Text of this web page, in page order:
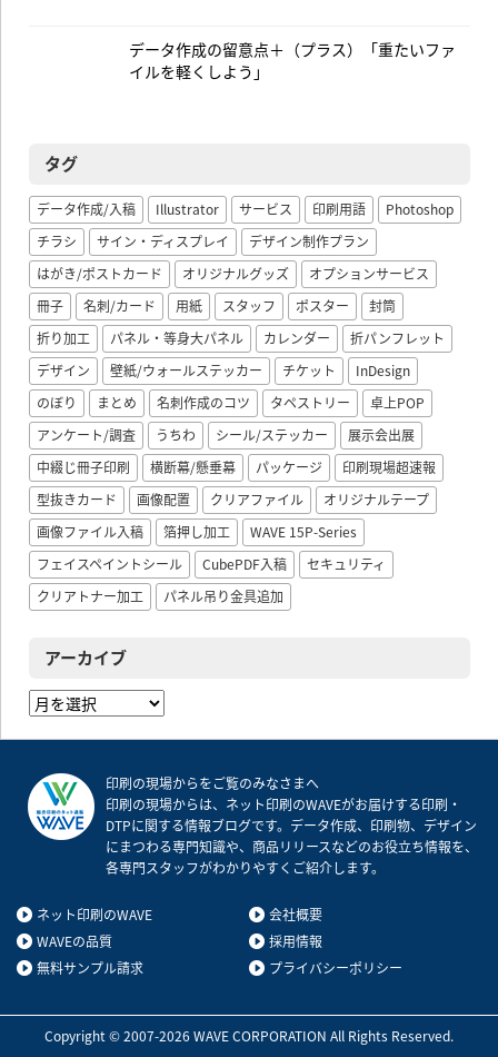
データ作成の留意点＋（プラス）「重たいファ
イルを軽くしよう」
タグ
データ作成/入稿 Illustrator サービス 印刷用語
Photoshop
チラシ
サイン・ディスプレイ
デザイン制作プラン
はがき/ポストカード
オリジナルグッズ
オプションサービス
冊子
名刺/カード 用紙 スタッフ ポスター
封筒
折り加工
パネル・等身大パネル カレンダー
折パンフレット
デザイン
壁紙/ウォールステッカー チケット
InDesign
のぼり
まとめ 名刺作成のコツ タペストリー
卓上POP
アンケート/調査
うちわ シール/ステッカー
展示会出展
中綴じ冊子印刷
横断幕/懸垂幕 パッケージ
印刷現場超速報
型抜きカード
画像配置 クリアファイル
オリジナルテープ
画像ファイル入稿
箔押し加工
WAVE 15P-Series
フェイスペイントシール
CubePDF入稿
セキュリティ
クリアトナー加工
パネル吊り金具追加
アーカイブ
ア
ー
カ
ブ
印刷の現場からをご覧のみなさまへ
印刷の現場からは、ネット印刷のWAVEがお届けする印刷・
DTPに関する情報ブログです。データ作成、印刷物、デザイン
にまつわる専門知識や、商品リリースなどのお役立ち情報を、
各専門スタッフがわかりやすくご紹介します。
ネット印刷のWAVE
WAVEの品質
無料サンプル請求
会社概要
採用情報
プライバシーポリシー
Copyright © 2007-2026 WAVE CORPORATION All Rights Reserved.